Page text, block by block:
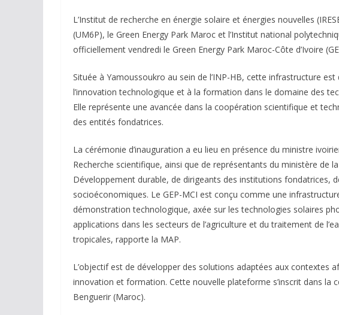
L’Institut de recherche en énergie solaire et énergies nouvelles
(UM6P), le Green Energy Park Maroc et l’Institut national
officiellement vendredi le Green Energy Park Maroc-Côte d’Ivoire
Située à Yamoussoukro au sein de l’INP-HB, cette infrastructure
l’innovation technologique et à la formation dans le domaine des
Elle représente une avancée dans la coopération scientifique et
des entités fondatrices.
La cérémonie d’inauguration a eu lieu en présence du ministre
Recherche scientifique, ainsi que de représentants du ministère de
Développement durable, de dirigeants des institutions fondatrices,
socioéconomiques. Le GEP-MCI est conçu comme une
démonstration technologique, axée sur les technologies solaires
applications dans les secteurs de l’agriculture et du traitement de
tropicales, rapporte la MAP.
L’objectif est de développer des solutions adaptées aux contextes
innovation et formation. Cette nouvelle plateforme s’inscrit dans la
Benguerir (Maroc).